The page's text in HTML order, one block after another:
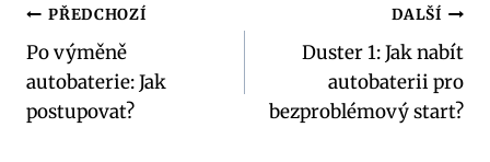
Navigace
pro
příspěvek
PŘEDCHOZÍ
Po výměně
autobaterie: Jak
postupovat?
DALŠÍ
Duster 1: Jak nabít
autobaterii pro
bezproblémový start?